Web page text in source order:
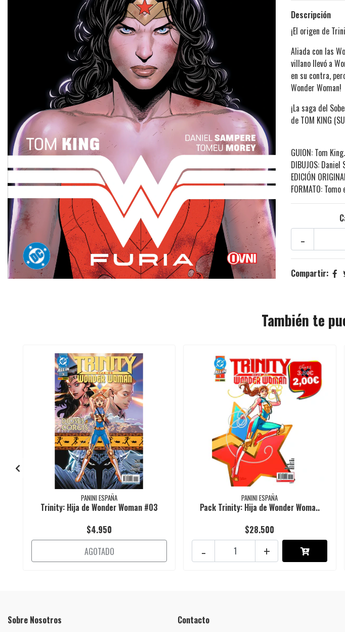
Descripción
¡El origen de
Aliada con las
villano llevó a
en su contra,
Wonder Woman!
¡La saga del
de TOM KING
GUION: Tom King.
DIBUJOS: Daniel
EDICIÓN
FORMATO:
-
Compartir:
También te
PANINI ESPAÑA
Trinity: Hija de Wonder Woman #03
$4.950
AGOTADO
PANINI ESPAÑA
Pack Trinity: Hija de Wonder Woma..
$28.500
+
-
Sobre Nosotros Contacto